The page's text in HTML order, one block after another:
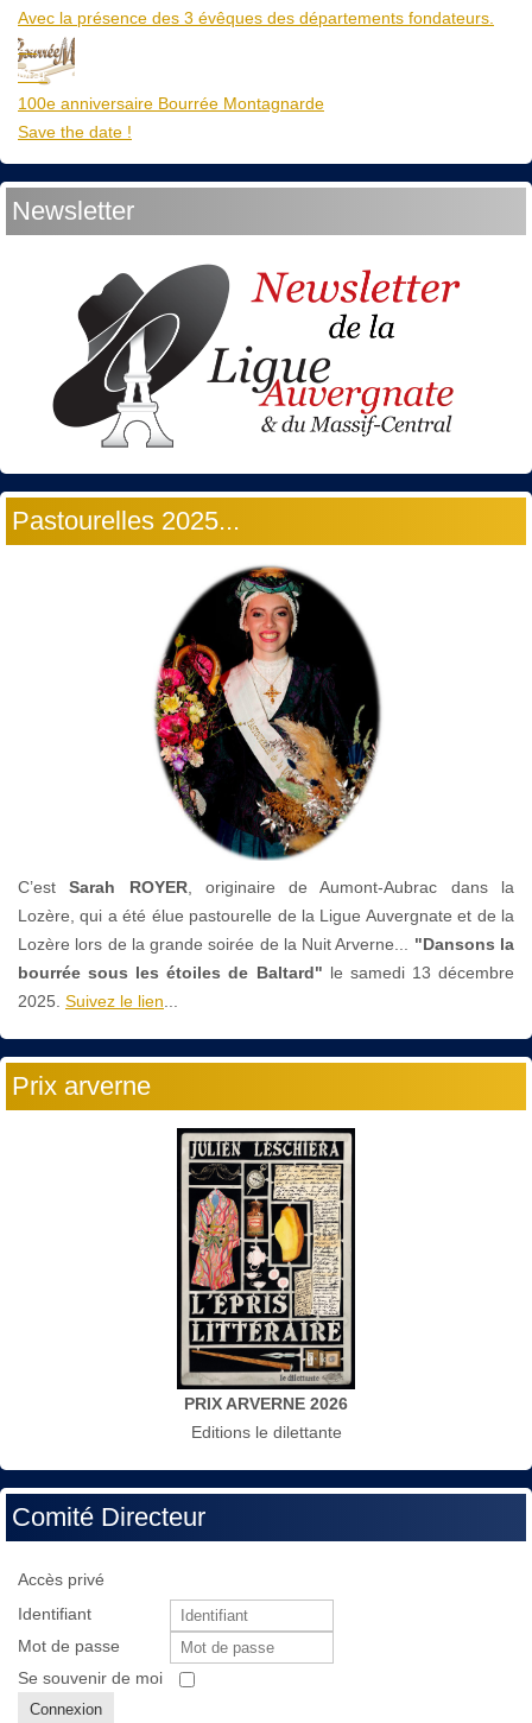
Avec la présence des 3 évêques des départements fondateurs.
20
Mar
100e anniversaire Bourrée Montagnarde
Save the date !
Newsletter
Pastourelles 2025...
C’estSarah ROYER, originaire de Aumont-Aubrac dans la
Lozère, qui a été élue pastourelle de la Ligue Auvergnate et de la
Lozère lors de la grande soirée de la Nuit Arverne... "Dansons la
bourrée sous les étoiles de Baltard" le samedi 13 décembre
2025. Suivez le lien...
Prix arverne
PRIX ARVERNE 2026
Editions le dilettante
Comité Directeur
Accès privé
Identifiant
Mot de passe
Se souvenir de moi
Connexion